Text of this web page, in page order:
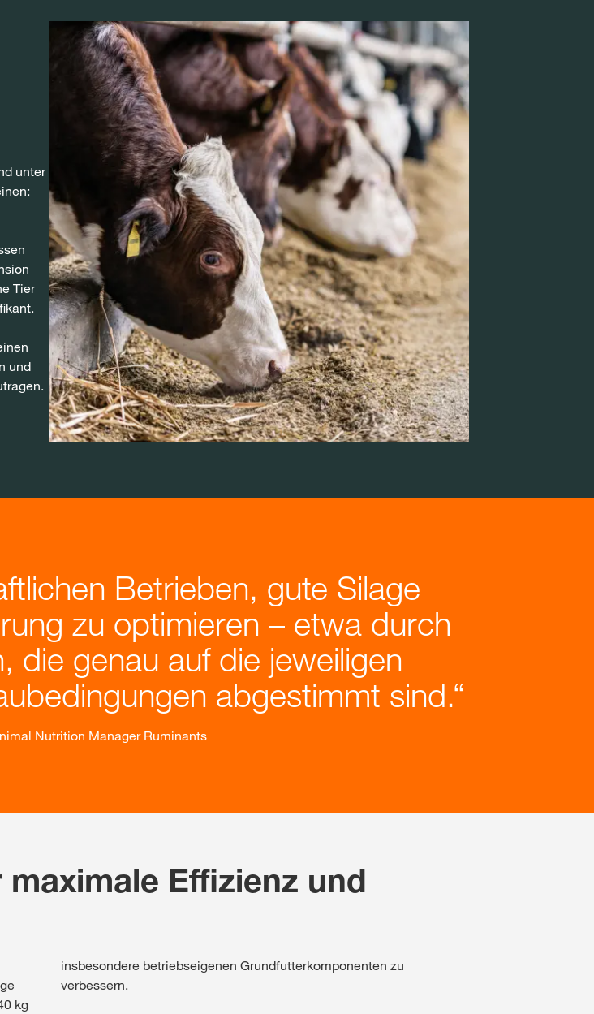
unter
Tier
und
Betrieben, gute Silage
zu optimieren – etwa durch
die genau auf die jeweiligen
abgestimmt sind.
Nutrition Manager Ruminants
Effizienz und
kg
insbesondere betriebseigenen Grundfutterkomponenten zu
verbessern.